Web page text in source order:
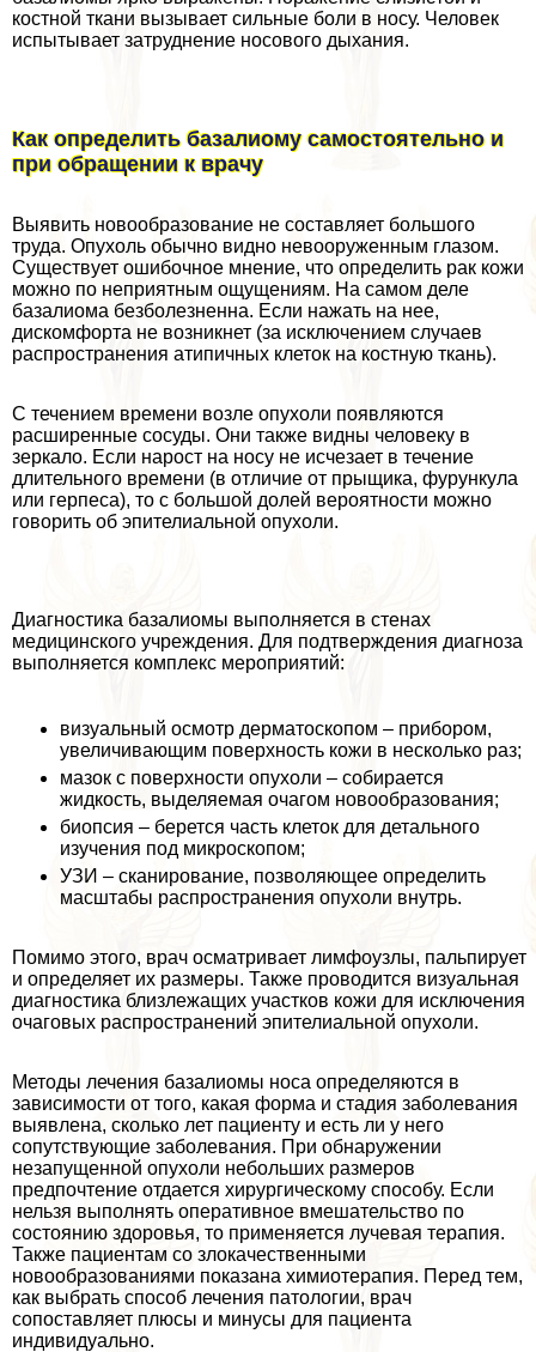
костной ткани вызывает сильные боли в носу. Человек
испытывает затруднение носового дыхания.
Как определить базалиому самостоятельно и
при обращении к врачу
Выявить новообразование не составляет большого
труда. Опухоль обычно видно невооруженным глазом.
Существует ошибочное мнение, что определить paк кожи
можно по неприятным ощущениям. На самом деле
базалиома безболезненна. Если нажать на нее,
дискомфорта не возникнет (за исключением случаев
распространения атипичных клеток на костную ткань).
С течением времени возле опухоли появляются
расширенные сосуды. Они также видны человеку в
зеркало. Если нарост на носу не исчезает в течение
длительного времени (в отличие от прыщика, фурункула
или гepпeса), то с большой долей вероятности можно
говорить об эпителиальной опухоли.
Диагностика базалиомы выполняется в стенах
медицинского учреждения. Для подтверждения диагноза
выполняется комплекс мероприятий:
визуальный осмотр дерматоскопом – прибором,
увеличивающим поверхность кожи в несколько раз;
мaзoк с поверхности опухоли – собирается
жидкость, выделяемая очагом новообразования;
биопсия – берется часть клеток для детального
изучения под микроскопом;
УЗИ – сканирование, позволяющее определить
масштабы распространения опухоли внутрь.
Помимо этого, врач осматривает лимфоузлы, пальпирует
и определяет их размеры. Также проводится визуальная
диагностика близлежащих участков кожи для исключения
очаговых распространений эпителиальной опухоли.
Методы лечения базалиомы носа определяются в
зависимости от того, какая форма и стадия заболевания
выявлена, сколько лет пациенту и есть ли у него
сопутствующие заболевания. При обнаружении
незапущенной опухоли небольших размеров
предпочтение отдается хирургическому способу. Если
нельзя выполнять оперативное вмешательство по
состоянию здоровья, то применяется лучевая терапия.
Также пациентам со злокачественными
новообразованиями показана химиотерапия. Перед тем,
как выбрать способ лечения патологии, врач
сопоставляет плюсы и минусы для пациента
индивидуально.